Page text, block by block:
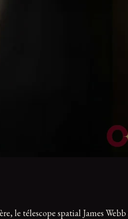
le télescope spatial James